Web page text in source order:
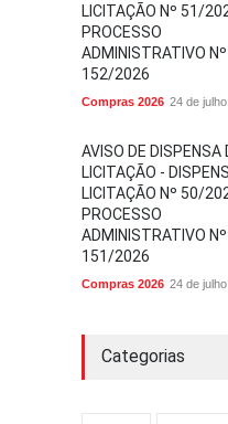
LICITAÇÃO Nº 51/
PROCESSO
ADMINISTRATIVO Nº
152/2026
Compras 2026 24 de
AVISO DE DISPENSA
LICITAÇÃO -
LICITAÇÃO Nº 50/
PROCESSO
ADMINISTRATIVO Nº
151/2026
Compras 2026 24 de
Categorias